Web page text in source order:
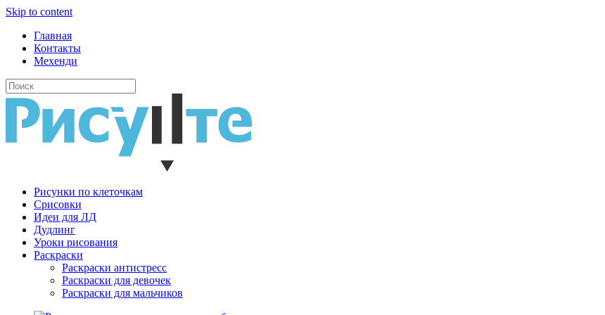
Skip to content
Главная
Контакты
Мехенди
Рисунки по клеточкам
Cрисовки
Идеи для ЛД
Дудлинг
Уроки рисования
Раскраски
Раскраски антистресс
Раскраски для девочек
Раскраски для мальчиков